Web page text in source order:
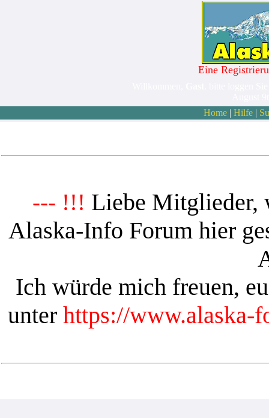
Eine
Home| Hilfe|
--- !!! Liebe Mitglieder,
Alaska-Info Forum hier
Ich würde mich freuen,
unter https://www.alaska-